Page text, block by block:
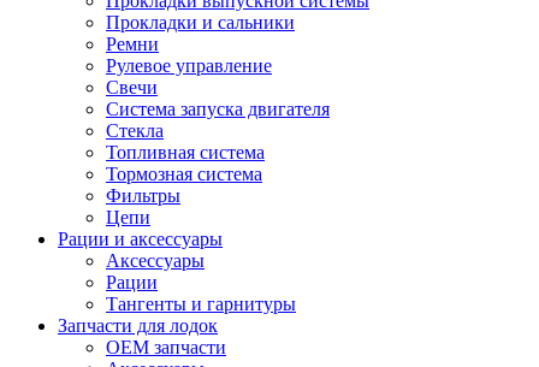
Прокладки и сальники
Ремни
Рулевое управление
Свечи
Система запуска двигателя
Стекла
Топливная система
Тормозная система
Фильтры
Цепи
Рации и аксессуары
Аксессуары
Рации
Тангенты и гарнитуры
Запчасти для лодок
OEM запчасти